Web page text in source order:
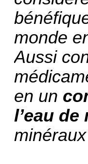
monde
Aussi
en un
l’eau de